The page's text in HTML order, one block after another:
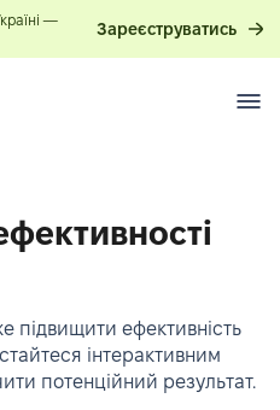
—
Зареєструватись
підвищити ефективність
інтерактивним
потенційний результат.